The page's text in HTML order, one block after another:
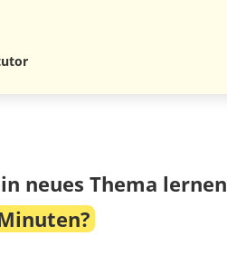
neues Thema lernen